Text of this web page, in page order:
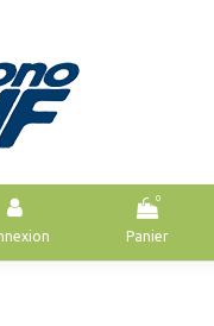
0
Panier